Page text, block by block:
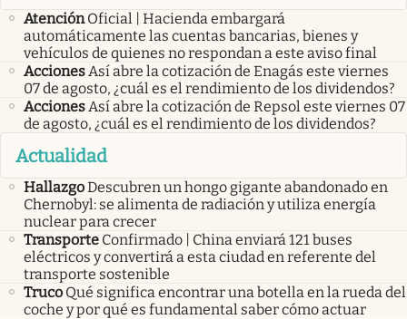
Atención Oficial | Hacienda embargará
automáticamente las cuentas bancarias, bienes y
vehículos de quienes no respondan a este aviso final
AccionesAsí abre la cotización de Enagás este viernes
07 de agosto, ¿cuál es el rendimiento de los dividendos?
AccionesAsí abre la cotización de Repsol este viernes 07
de agosto, ¿cuál es el rendimiento de los dividendos?
Actualidad
HallazgoDescubren un hongo gigante abandonado en
Chernobyl: se alimenta de radiación y utiliza energía
nuclear para crecer
Transporte Confirmado | China enviará 121 buses
eléctricos y convertirá a esta ciudad en referente del
transporte sostenible
Truco Qué significa encontrar una botella en la rueda del
coche y por qué es fundamental saber cómo actuar